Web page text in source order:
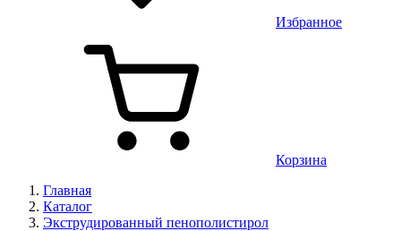
Избранное
Корзина
Главная
Каталог
Экструдированный пенополистирол